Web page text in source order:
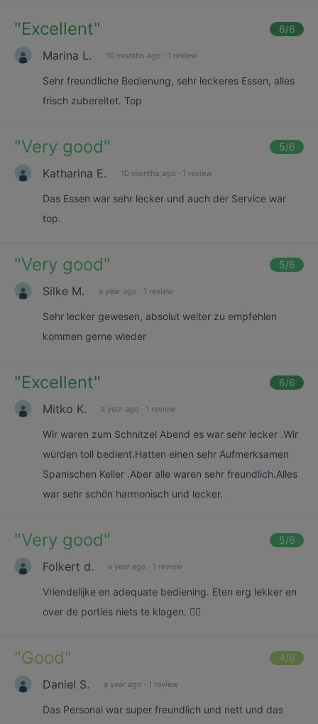
"Excellent" 6/6
Marina L. 10 months ago · 1 review
Sehr freundliche Bedienung, sehr leckeres Essen, alles
frisch zubereitet. Top
"Very good" 5/6
Katharina E. 10 months ago · 1 review
Das Essen war sehr lecker und auch der Service war
top.
"Very good" 5/6
Silke M. a year ago · 1 review
Sehr lecker gewesen, absolut weiter zu empfehlen
kommen gerne wieder
"Excellent" 6/6
Mitko K. a year ago · 1 review
Wir waren zum Schnitzel Abend es war sehr lecker .Wir
würden toll bedient.Hatten einen sehr Aufmerksamen
Spanischen Keller .Aber alle waren sehr freundlich.Alles
war sehr schön harmonisch und lecker.
"Very good" 5/6
Folkert d. a year ago · 1 review
Vriendelijke en adequate bediening. Eten erg lekker en
over de porties niets te klagen. 👍🏻
"Good" 4/6
Daniel S. a year ago · 1 review
Das Personal war super freundlich und nett und das